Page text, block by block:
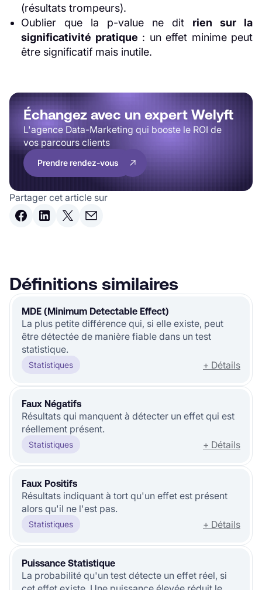
(résultats trompeurs).
Oublier que la p-value ne dit rien sur la
significativité pratique : un effet minime peut
être significatif mais inutile.
Échangez avec un expert Welyft
L'agence Data-Marketing qui booste le ROI de
vos parcours clients
Prendre rendez-vous
Partager cet article sur
Définitions similaires
MDE (Minimum Detectable Effect)
La plus petite différence qui, si elle existe, peut
être détectée de manière fiable dans un test
statistique.
Statistiques + Détails
Faux Négatifs
Résultats qui manquent à détecter un effet qui est
réellement présent.
Statistiques + Détails
Faux Positifs
Résultats indiquant à tort qu'un effet est présent
alors qu'il ne l'est pas.
Statistiques + Détails
Puissance Statistique
La probabilité qu'un test détecte un effet réel, si